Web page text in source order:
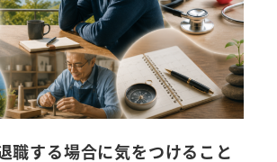
職する場合に気をつけること